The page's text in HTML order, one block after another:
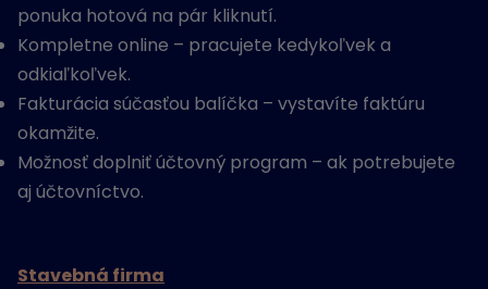
ponuka hotová na pár kliknutí.
Kompletne online – pracujete kedykoľvek a
odkiaľkoľvek.
Fakturácia súčasťou balíčka – vystavíte faktúru
okamžite.
Možnosť doplniť účtovný program – ak potrebujete
aj účtovníctvo.
Stavebná firma